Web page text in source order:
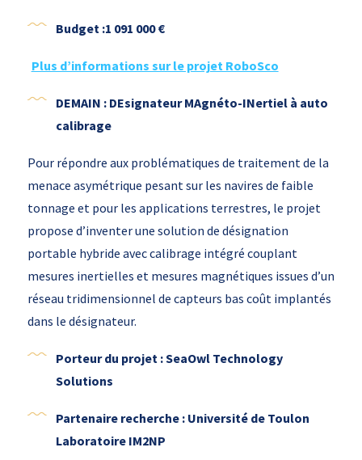
Budget :1 091 000 €
Plus d’informations sur le projet RoboSco
DEMAIN : DEsignateur MAgnéto-INertiel à auto
calibrage
Pour répondre aux problématiques de traitement de la
menace asymétrique pesant sur les navires de faible
tonnage et pour les applications terrestres, le projet
propose d’inventer une solution de désignation
portable hybride avec calibrage intégré couplant
mesures inertielles et mesures magnétiques issues d’un
réseau tridimensionnel de capteurs bas coût implantés
dans le désignateur.
Porteur du projet : SeaOwl Technology
Solutions
Partenaire recherche : Université de Toulon
Laboratoire IM2NP